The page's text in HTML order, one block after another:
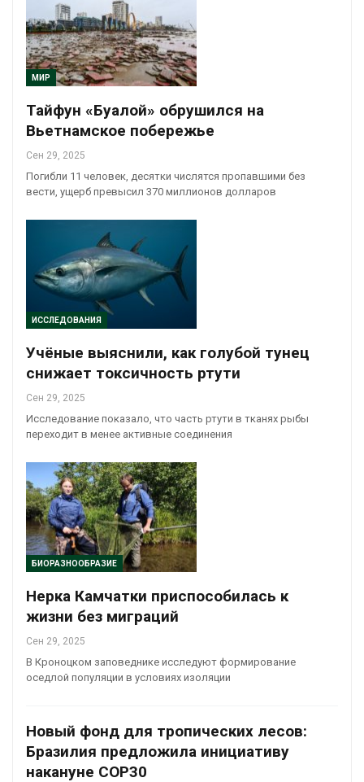
МИР
Тайфун «Буалой» обрушился на
Вьетнамское побережье
Сен 29, 2025
Погибли 11 человек, десятки числятся пропавшими без
вести, ущерб превысил 370 миллионов долларов
ИССЛЕДОВАНИЯ
Учёные выяснили, как голубой тунец
снижает токсичность ртути
Сен 29, 2025
Исследование показало, что часть ртути в тканях рыбы
переходит в менее активные соединения
БИОРАЗНООБРАЗИЕ
Нерка Камчатки приспособилась к
жизни без миграций
Сен 29, 2025
В Кроноцком заповеднике исследуют формирование
оседлой популяции в условиях изоляции
Новый фонд для тропических лесов:
Бразилия предложила инициативу
накануне COP30